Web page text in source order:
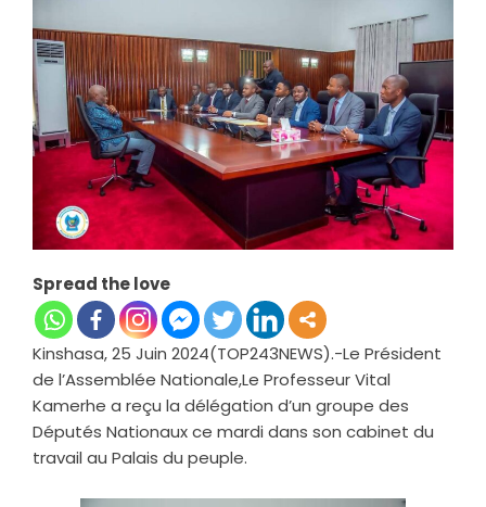
Spread the love
Kinshasa, 25 Juin 2024(TOP243NEWS).-Le Président
de l’Assemblée Nationale,Le Professeur Vital
Kamerhe a reçu la délégation d’un groupe des
Députés Nationaux ce mardi dans son cabinet du
travail au Palais du peuple.